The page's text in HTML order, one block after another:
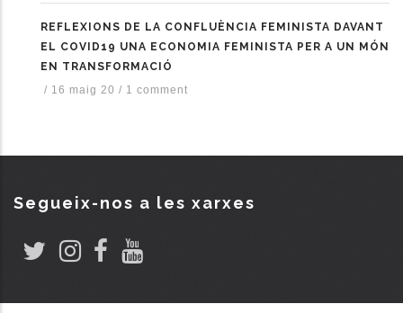
REFLEXIONS DE LA CONFLUÈNCIA FEMINISTA DAVANT
EL COVID19 UNA ECONOMIA FEMINISTA PER A UN MÓN
EN TRANSFORMACIÓ
/ 16 maig 20 / 1 comment
Segueix-nos a les xarxes